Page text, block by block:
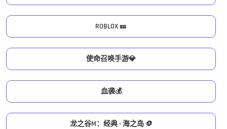
ROBLOX 🎫
使命召唤手游💎
血袭💰
龙之谷M：经典 - 海之岛 🪙